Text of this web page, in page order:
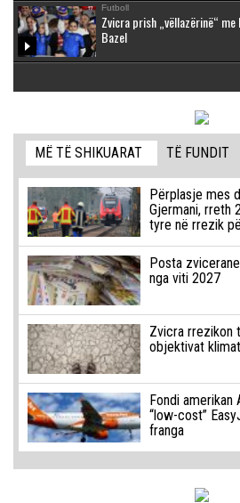
Futboll
Zvicra prish „vëllazërinë“
Bazel
MË TË SHIKUARAT TË FUNDIT
Përplasje mes
Gjermani, rreth
tyre në rrezik
Posta
nga viti 2027
Zvicra rrezikon
objektivat
Fondi amerikan
“low-cost”
franga